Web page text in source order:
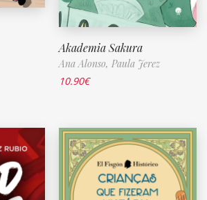
Akademia Sakura
Ana Alonso, Paula Jerez
10.90€